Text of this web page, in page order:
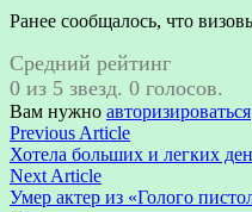
Ранее сообщалось, что
Средний рейтинг
0 из 5 звезд. 0 голосов.
Вам нужно авторизироваться
Навигация
по
записям
Previous ArticlePrevious
article:
Хотела больших и легких
Next ArticleNext
article:
Умер актер из «Голого